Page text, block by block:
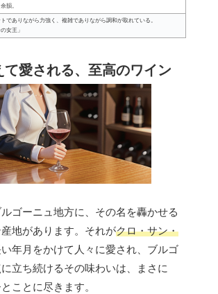
韻。
でありながら力強く、複雑でありながら調和が取れている。
女王」
て愛される、至高のワイン
ゴーニュ地方に、その名を轟かせる
地があります。それがクロ・サン・
年月をかけて人々に愛され、ブルゴ
立ち続けるその味わいは、まさに
ことに尽きます。